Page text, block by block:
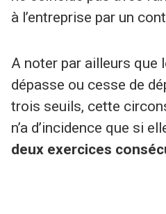
à l’entreprise par un
A noter par ailleurs que
dépasse ou cesse de
trois seuils, cette
n’a d’incidence que si
deux exercices